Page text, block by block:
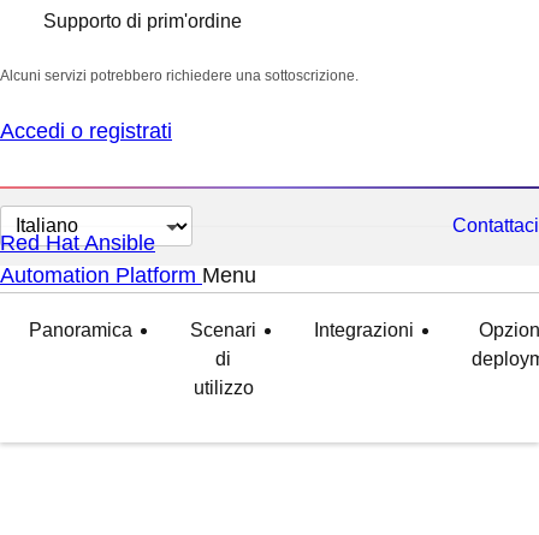
Supporto di prim'ordine
Alcuni servizi potrebbero richiedere una sottoscrizione.
Accedi o registrati
Cambia
lingua
Contattaci
Red Hat Ansible
Automation Platform Menu
Panoramica
Scenari
di
utilizzo
Integrazioni